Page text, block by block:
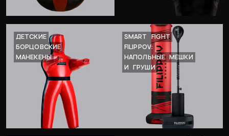
ДЕТСКИЕ
БОРЦОВСКИЕ
МАНЕКЕНЫ
SMART FIGHT
FILIPPOV:
НАПОЛЬНЫЕ МЕШКИ
И ГРУШИ